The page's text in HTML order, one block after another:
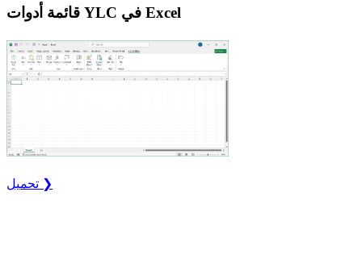
قائمة أدوات YLC في Excel
تحميل ❯